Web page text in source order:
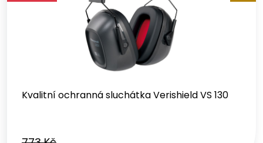
Kvalitní ochranná sluchátka Verishield VS 130